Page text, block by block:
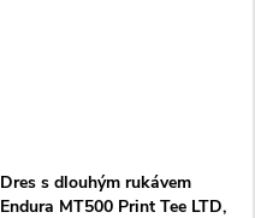
Dres s dlouhým rukávem
Endura MT500 Print Tee LTD,